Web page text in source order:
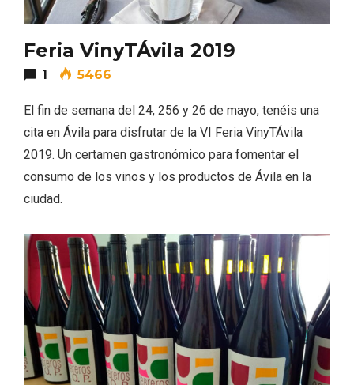
Feria VinyTÁvila 2019
1 5466
El fin de semana del 24, 256 y 26 de mayo, tenéis una
cita en Ávila para disfrutar de la VI Feria VinyTÁvila
2019. Un certamen gastronómico para fomentar el
consumo de los vinos y los productos de Ávila en la
ciudad.
Concierto de Navidad en Moradillo de